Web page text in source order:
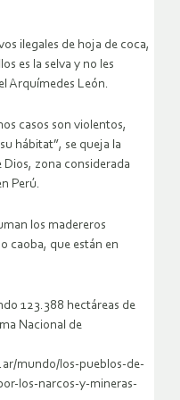
ilegales de hoja de coca,
es la selva y no les
Arquímedes León.
casos son violentos,
hábitat”, se queja la
Dios, zona considerada
Perú.
los madereros
caoba, que están en
123.388 hectáreas de
Nacional de
mundo/los-pueblos-de-
los-narcos-y-mineras-